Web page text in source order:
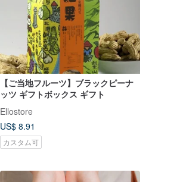
【ご当地フルーツ】ブラックピーナ
ッツ ギフトボックス ギフト
Ellostore
US$ 8.91
カスタム可